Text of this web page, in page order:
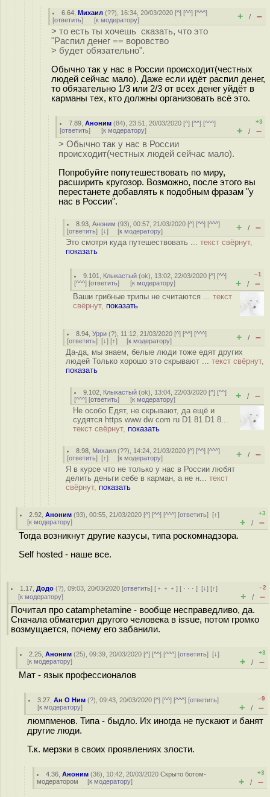
6.64 ,Михаил (??), 16:34, 20/03/2020 [^] [^^] [^^^]
[ответить] [к модератору] + / –
> то есть ты хочешь сказать, что это
"Распил денег == воровство
> будет обязательно".
Обычно так у нас в России происходит(честных
людей сейчас мало). Даже если идёт распил денег,
то обязательно 1/3 или 2/3 от всех денег уйдёт в
карманы тех, кто должны организовать всё это.
7.89 ,Аноним (84), 23:51, 20/03/2020 [^] [^^] [^^^]
[ответить] [к модератору]
+3
+ / –
> Обычно так у нас в России
происходит(честных людей сейчас мало).
Попробуйте попутешествовать по миру,
расширить кругозор. Возможно, после этого вы
перестанете добавлять к подобным фразам "у
нас в России".
8.93 ,Аноним (93), 00:57, 21/03/2020 [^] [^^] [^^^]
[ответить] [↓] [к модератору] + / –
Это смотря куда путешествовать ... текст свёрнут,
показать
9.101 Клыкастый (ok), 13:02, 22/03/2020 [^] [^^]
[^^^] [ответить] [к модератору]
–1
+ / –
Ваши грибные трипы не считаются ... текст
свёрнут, показать
8.94 ,Урри (?), 11:12, 21/03/2020 [^] [^^] [^^^]
[ответить] [↓] [↑] [к модератору] + / –
Да-да, мы знаем, белые люди тоже едят других
людей Только хорошо это скрывают ... текст свёрнут,
показать
9.102 Клыкастый (ok), 13:04, 22/03/2020 [^] [^^]
[^^^] [ответить] [к модератору] + / –
Не особо Едят, не скрывают, да ещё и
судятся https www dw com ru D1 81 D1 8...
текст свёрнут, показать
8.98 Михаил (??), 14:24, 21/03/2020 [^] [^^] [^^^]
[ответить] [↑] [к модератору] + / –
Я в курсе что не только у нас в России любят
делить деньги себе в карман, а не н... текст
свёрнут, показать
2.92 ,Аноним (93), 00:55, 21/03/2020 [^] [^^] [^^^] [ответить][↑]
[к модератору]
+3
+ / –
Тогда возникнут другие казусы, типа роскомнадзора.
Self hosted - наше все.
1.17 ,Додо (?), 09:03, 20/03/2020 [ответить] [ ﹢﹢﹢] [ · · ·][↓] [↑]
[к модератору]
–2
+ / –
Почитал про catamphetamine - вообще несправедливо, да.
Сначала обматерил другого человека в issue, потом громко
возмущается, почему его забанили.
2.25 ,Аноним (25), 09:39, 20/03/2020 [^] [^^] [^^^] [ответить][↓]
[к модератору]
+3
+ / –
Мат - язык профессионалов
3.27 ,Ан О Ним (?), 09:43, 20/03/2020 [^] [^^] [^^^] [ответить]
[к модератору]
–9
+ / –
люмпменов. Типа - быдло. Их иногда не пускают и банят
другие люди.
Т.к. мерзки в своих проявлениях злости.
4.36 ,Аноним (36), 10:42, 20/03/2020Скрыто ботом-
модератором [к модератору]
+3
+ / –